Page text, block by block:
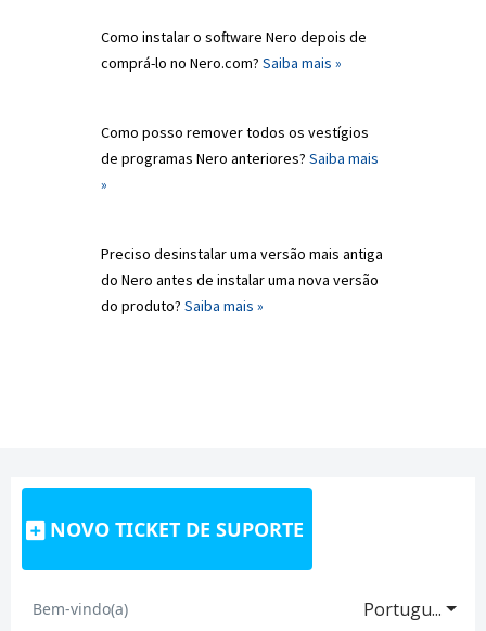
Como instalar o software Nero depois de
comprá-lo no Nero.com? Saiba mais »
Como posso remover todos os vestígios
de programas Nero anteriores? Saiba mais
»
Preciso desinstalar uma versão mais antiga
do Nero antes de instalar uma nova versão
do produto? Saiba mais »
NOVO TICKET DE SUPORTE
Portugu...
Bem-vindo(a)